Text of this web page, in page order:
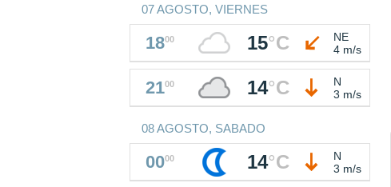
07 AGOSTO, VIERNES
1800 15°C
NE
4 m/s
2100 14°C
N
3 m/s
08 AGOSTO, SABADO
0000 14°C
N
3 m/s